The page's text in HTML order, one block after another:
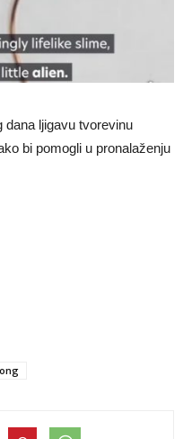
dana ljigavu tvorevinu
bi pomogli u pronalaženju